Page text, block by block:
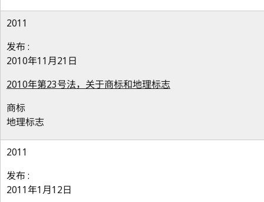
2011
发布 :
2010年11月21日
2010年第23号法，关于商标和地理标志
商标
地理标志
2011
发布 :
2011年1月12日